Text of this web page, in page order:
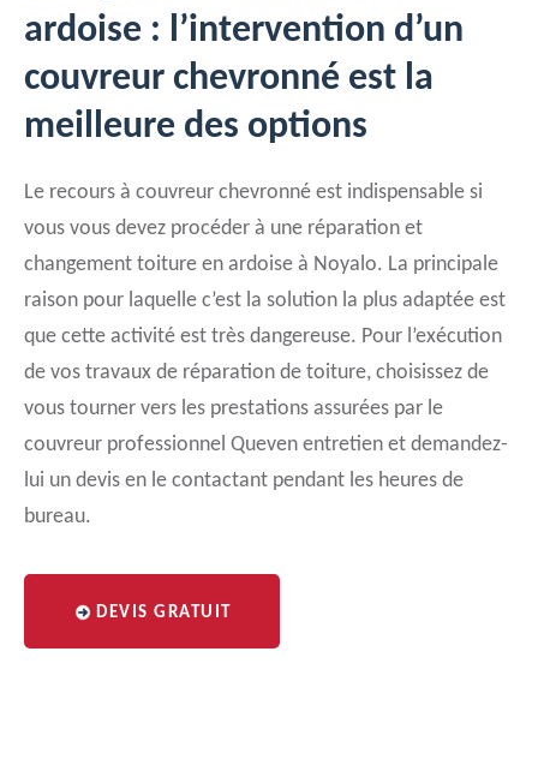
ardoise : l’intervention d’un
couvreur chevronné est la
meilleure des options
Le recours à couvreur chevronné est indispensable si
vous vous devez procéder à une réparation et
changement toiture en ardoise à Noyalo. La principale
raison pour laquelle c’est la solution la plus adaptée est
que cette activité est très dangereuse. Pour l’exécution
de vos travaux de réparation de toiture, choisissez de
vous tourner vers les prestations assurées par le
couvreur professionnel Queven entretien et demandez-
lui un devis en le contactant pendant les heures de
bureau.
DEVIS GRATUIT